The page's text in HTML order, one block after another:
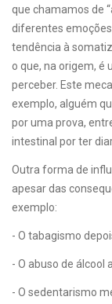
que chamamos de
diferentes
tendência à
o que, na origem, é
perceber. Este
exemplo, alguém
por uma prova,
intestinal por ter
Outra forma de
apesar das
exemplo:
- O tabagismo
- O abuso de álcool
- O sedentarismo